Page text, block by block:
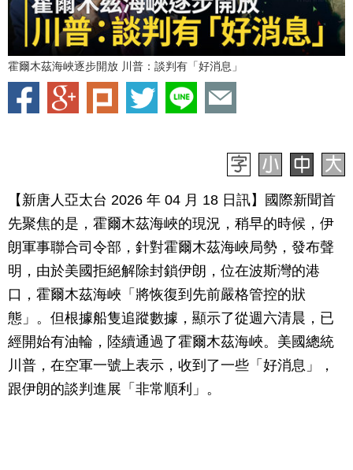
霍爾木茲海峽逐步開放 川普：談判有「好消息」
【新唐人亞太台 2026 年 04 月 18 日訊】
國際新聞首
先聚焦的是，霍爾木茲海峽的現況，稍早的時候，伊
朗軍事聯合司令部，針對霍爾木茲海峽局勢，發布聲
明，由於美國拒絕解除封鎖伊朗，位在波斯灣的港
口，霍爾木茲海峽「將恢復到先前嚴格管控的狀
態」。但根據船隻追蹤數據，顯示了從週六清晨，已
經開始有油輪，陸續通過了霍爾木茲海峽。美國總統
川普，在空軍一號上表示，收到了一些「好消息」，
跟伊朗的談判進展「非常順利」。